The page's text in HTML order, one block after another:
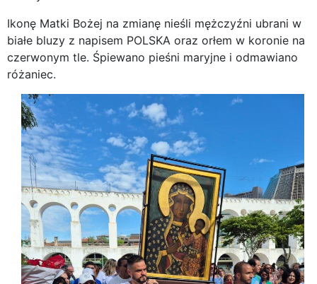
Ikonę Matki Bożej na zmianę nieśli mężczyźni ubrani w
białe bluzy z napisem POLSKA oraz orłem w koronie na
czerwonym tle. Śpiewano pieśni maryjne i odmawiano
różaniec.